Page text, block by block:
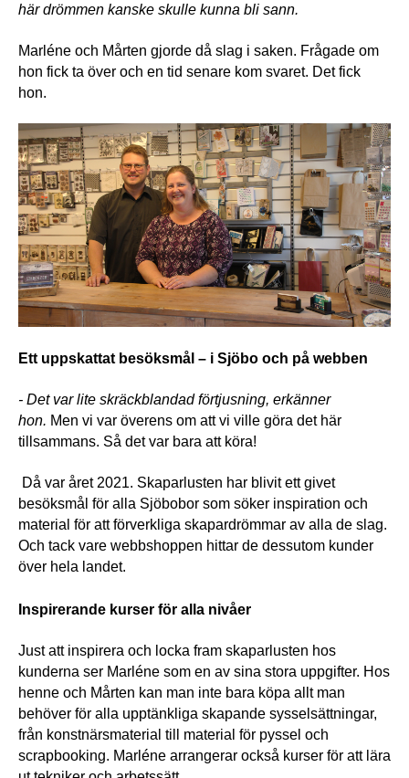
här drömmen kanske skulle kunna bli sann.
Marléne och Mårten gjorde då slag i saken. Frågade om
hon fick ta över och en tid senare kom svaret. Det fick
hon.
Ett uppskattat besöksmål – i Sjöbo och på webben
- Det var lite skräckblandad förtjusning, erkänner
hon. Men vi var överens om att vi ville göra det här
tillsammans. Så det var bara att köra!
Då var året 2021. Skaparlusten har blivit ett givet
besöksmål för alla Sjöbobor som söker inspiration och
material för att förverkliga skapardrömmar av alla de slag.
Och tack vare webbshoppen hittar de dessutom kunder
över hela landet.
Inspirerande kurser för alla nivåer
Just att inspirera och locka fram skaparlusten hos
kunderna ser Marléne som en av sina stora uppgifter. Hos
henne och Mårten kan man inte bara köpa allt man
behöver för alla upptänkliga skapande sysselsättningar,
från konstnärsmaterial till material för pyssel och
scrapbooking. Marléne arrangerar också kurser för att lära